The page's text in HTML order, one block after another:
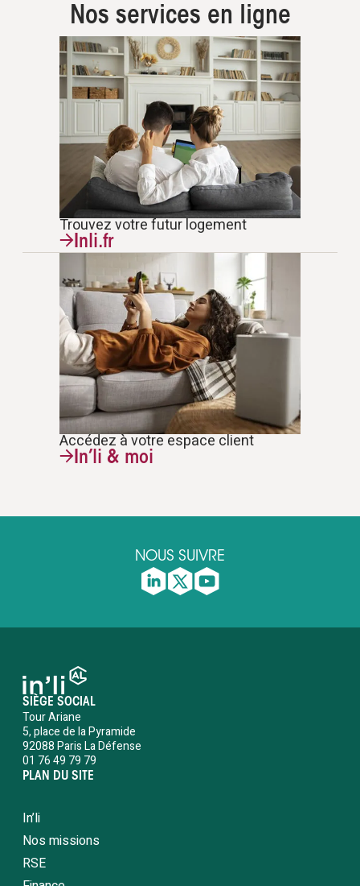
Nos services en ligne
Trouvez votre futur logement
Inli.fr
Accédez à votre espace client
In’li & moi
NOUS SUIVRE
SIÈGE SOCIAL
Tour Ariane
5, place de la Pyramide
92088 Paris La Défense
01 76 49 79 79
PLAN DU SITE
In’li
Nos missions
RSE